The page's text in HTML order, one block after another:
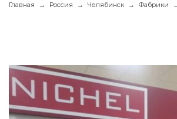
Главная Россия Челябинск Фабрики